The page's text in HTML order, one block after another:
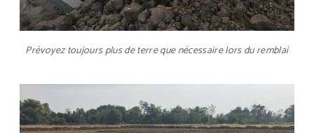
Prévoyez toujours plus de terre que nécessaire lors du remblai